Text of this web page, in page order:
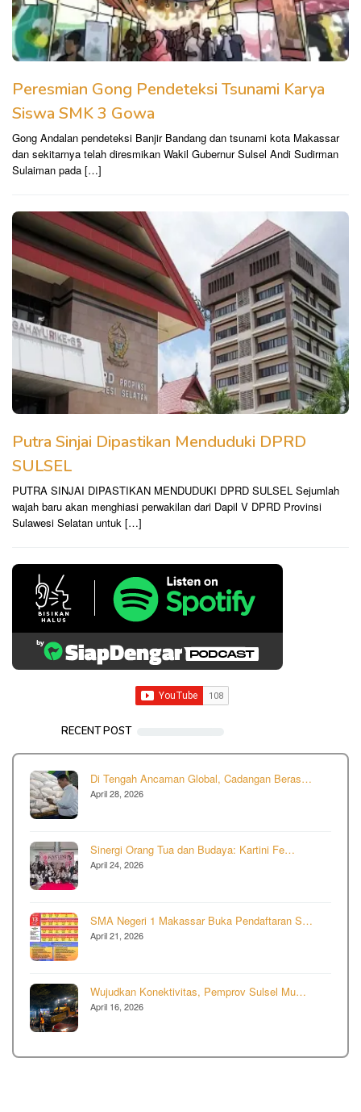
Peresmian Gong Pendeteksi Tsunami Karya
Siswa SMK 3 Gowa
Gong Andalan pendeteksi Banjir Bandang dan tsunami kota Makassar
dan sekitarnya telah diresmikan Wakil Gubernur Sulsel Andi Sudirman
Sulaiman pada […]
Putra Sinjai Dipastikan Menduduki DPRD
SULSEL
PUTRA SINJAI DIPASTIKAN MENDUDUKI DPRD SULSEL Sejumlah
wajah baru akan menghiasi perwakilan dari Dapil V DPRD Provinsi
Sulawesi Selatan untuk […]
RECENT POST
Di Tengah Ancaman Global, Cadangan Beras…
April 28, 2026
Sinergi Orang Tua dan Budaya: Kartini Fe…
April 24, 2026
SMA Negeri 1 Makassar Buka Pendaftaran S…
April 21, 2026
Wujudkan Konektivitas, Pemprov Sulsel Mu…
April 16, 2026